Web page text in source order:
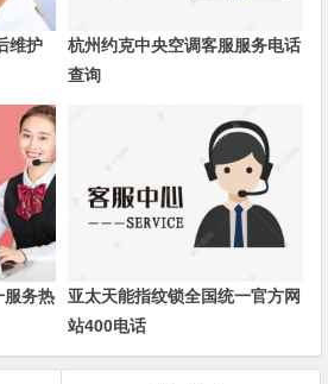
维护
杭州约克中央空调客服服务电话
查询
服务热
亚太天能指纹锁全国统一官方网
站400电话